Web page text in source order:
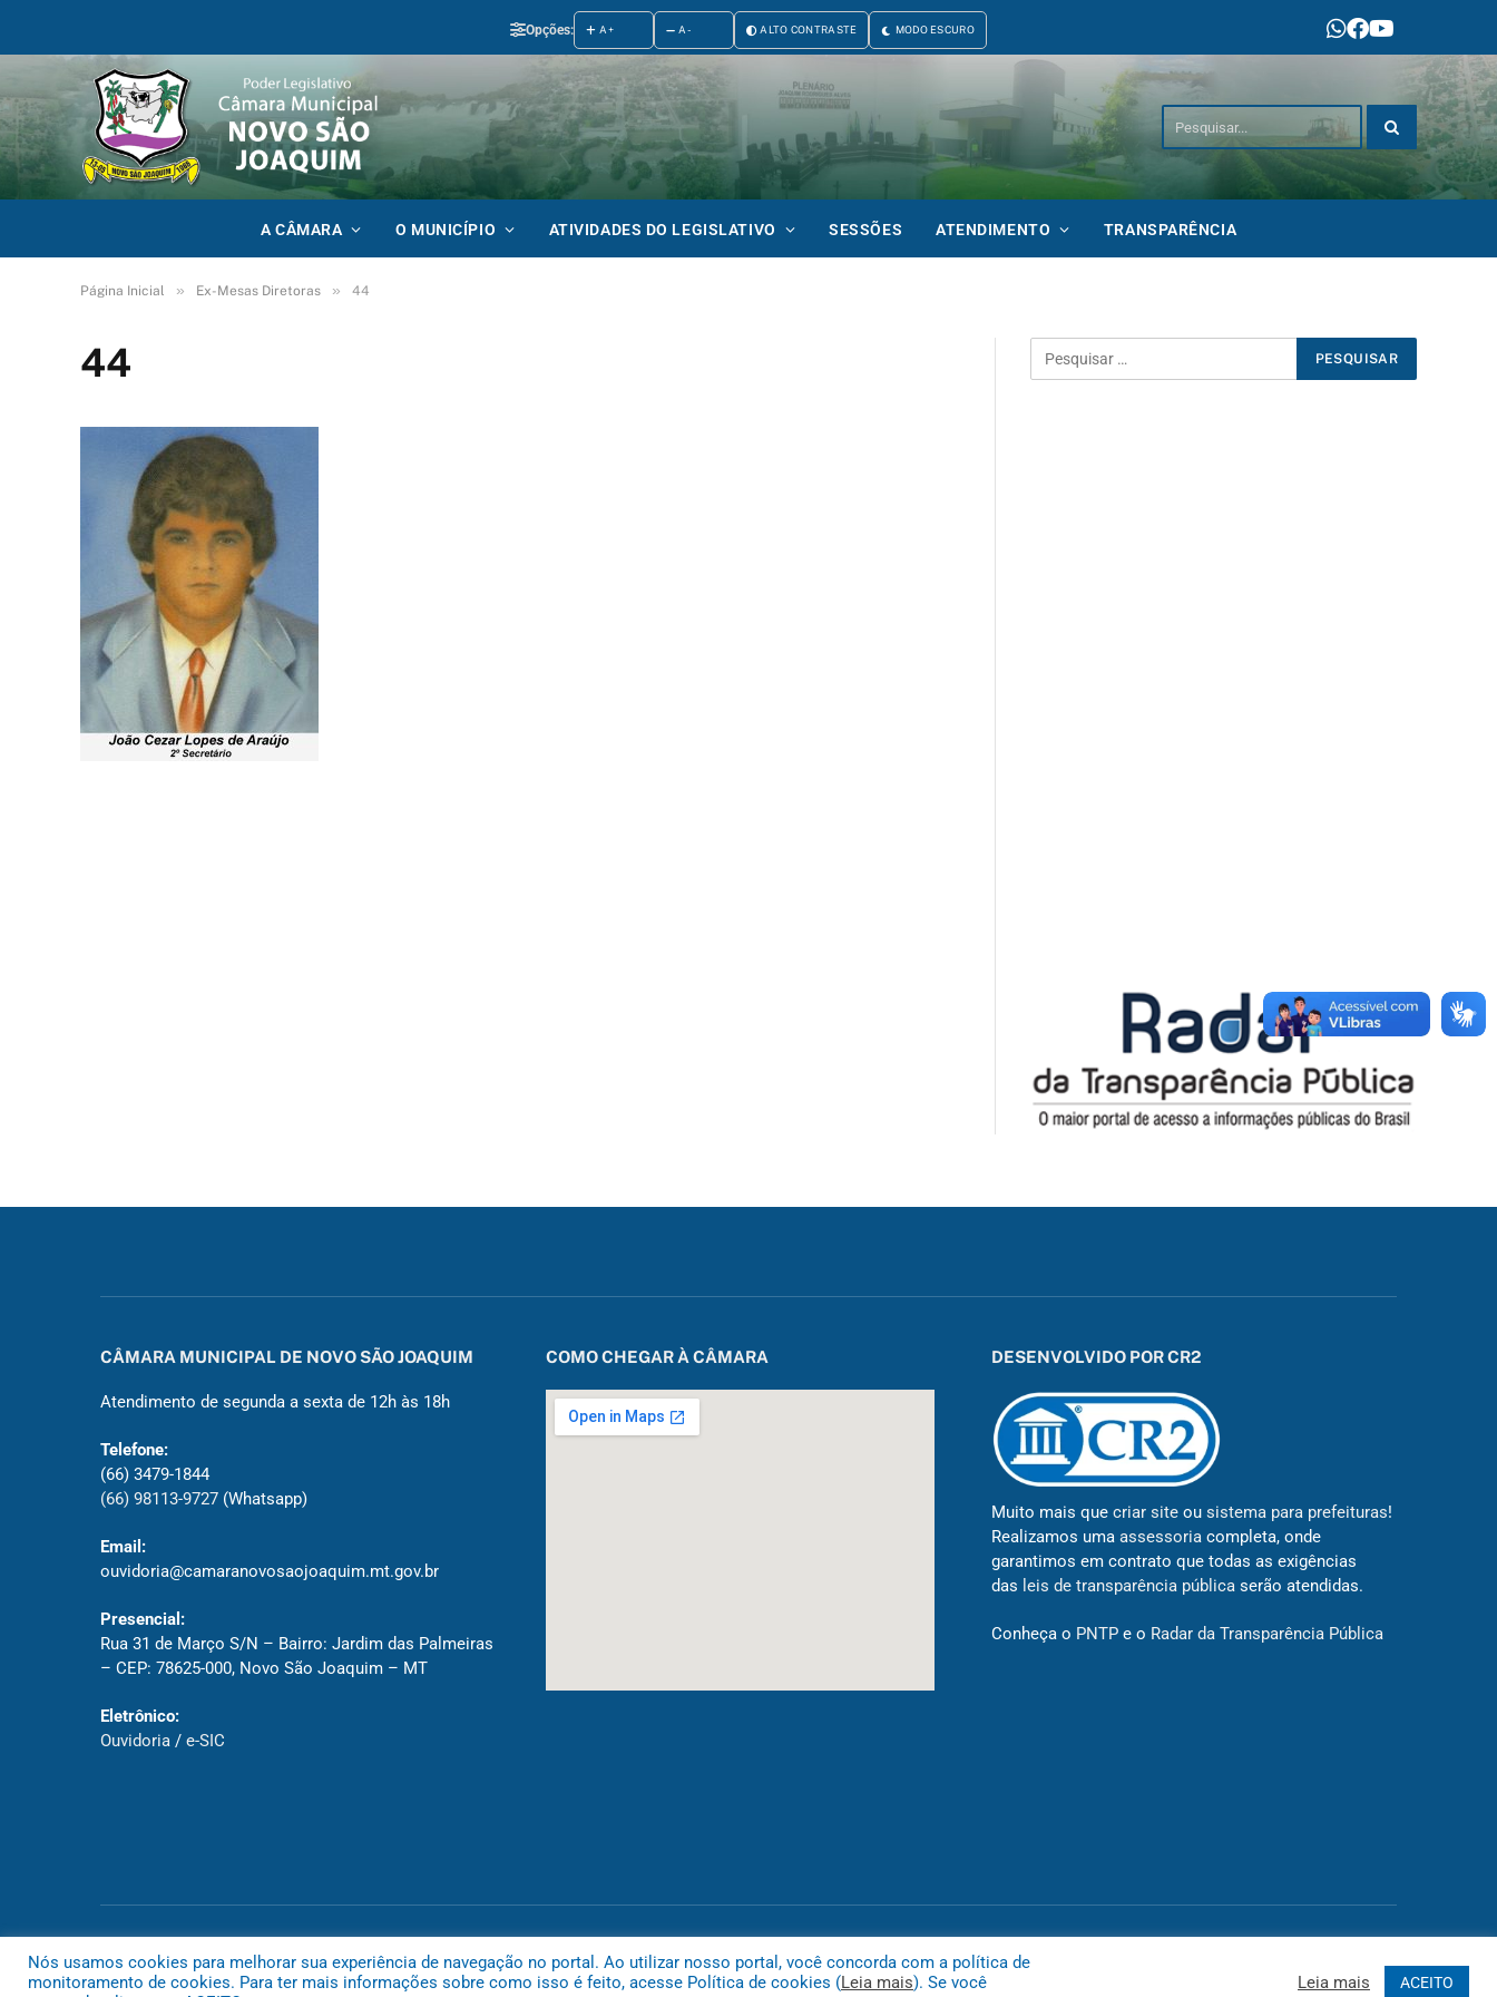
Opções: A+ A- ALTO CONTRASTE MODO ESCURO
A CÂMARA O MUNICÍPIO ATIVIDADES DO LEGISLATIVO SESSÕES ATENDIMENTO TRANSPARÊNCIA
Página Inicial » Ex-Mesas Diretoras » 44
44
CÂMARA MUNICIPAL DE NOVO SÃO JOAQUIM
Atendimento de segunda a sexta de 12h às 18h
Telefone:
(66) 3479-1844
(66) 98113-9727 (Whatsapp)
Email:
ouvidoria@camaranovosaojoaquim.mt.gov.br
Presencial:
Rua 31 de Março S/N – Bairro: Jardim das Palmeiras
– CEP: 78625-000, Novo São Joaquim – MT
Eletrônico:
Ouvidoria / e-SIC
COMO CHEGAR À CÂMARA DESENVOLVIDO POR CR2
Muito mais que criar siteou sistema para prefeituras!
Realizamos uma assessoria completa, onde
garantimos em contrato que todas as exigências
das leis de transparência pública serão atendidas.
Conheça o PNTPe o Radar da Transparência Pública
Nós usamos cookies para melhorar sua experiência de navegação no portal. Ao utilizar nosso portal, você concorda com a política de
monitoramento de cookies. Para ter mais informações sobre como isso é feito, acesse Política de cookies (Leia mais). Se você
Leia mais ACEITO